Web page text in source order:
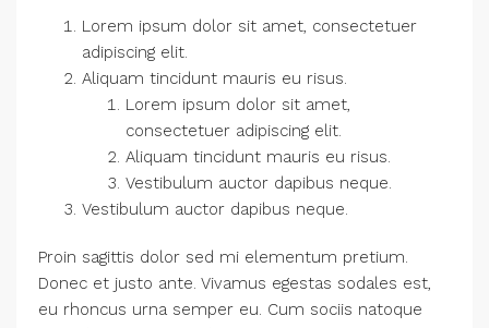
Lorem ipsum dolor sit amet, consectetuer
adipiscing elit.
Aliquam tincidunt mauris eu risus.
Lorem ipsum dolor sit amet,
consectetuer adipiscing elit.
Aliquam tincidunt mauris eu risus.
Vestibulum auctor dapibus neque.
Vestibulum auctor dapibus neque.
Proin sagittis dolor sed mi elementum pretium.
Donec et justo ante. Vivamus egestas sodales est,
eu rhoncus urna semper eu. Cum sociis natoque